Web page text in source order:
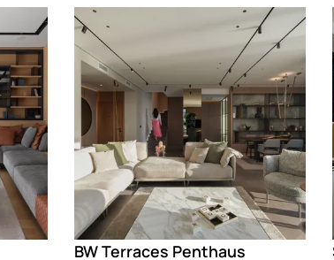
Loading
BW Terraces Penthaus